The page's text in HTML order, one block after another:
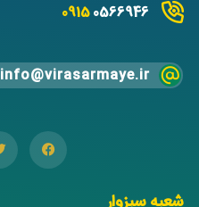
09150566946
info@virasarmaye.ir